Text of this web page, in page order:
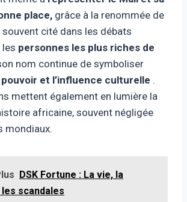
place, grâce à la renommée de
cité dans les débats
personnes les plus riches de
nom continue de symboliser
pouvoir et l’influence culturelle .
mettent également en lumière la
africaine, souvent négligée
mondiaux.
DSK Fortune : La vie, la
scandales